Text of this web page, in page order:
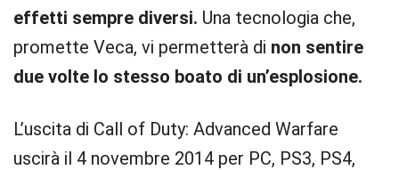
effetti sempre diversi. Una tecnologia che,
promette Veca, vi permetterà di non sentire
due volte lo stesso boato di un’esplosione.
L’uscita di Call of Duty: Advanced Warfare
uscirà il 4 novembre 2014 per PC, PS3, PS4,